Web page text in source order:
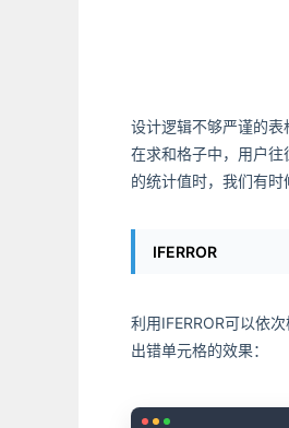
设计逻辑不够严谨的表
在求和格子中，用户
的统计值时，我们有时
IFERROR
利用IFERROR可以依
出错单元格的效果：